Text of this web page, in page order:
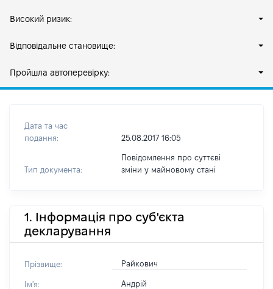
Високий ризик:
Відповідальне становище:
Пройшла автоперевірку:
Дата та час
подання:
25.08.2017 16:05
Тип документа:
Повідомлення про суттєві
зміни y майновому стані
1. Інформація про суб'єкта
декларування
Прізвище: Райкович
Ім'я: Андрій